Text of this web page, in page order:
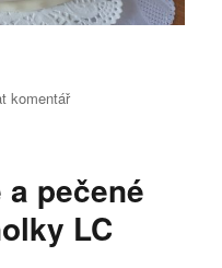
komentářpro
Pro
pečené
LC